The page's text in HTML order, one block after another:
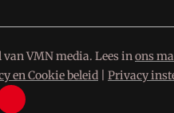
VMN media. Lees inons
en Cookie beleid Privacy